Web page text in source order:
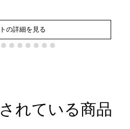
の詳細を見る
れている商品